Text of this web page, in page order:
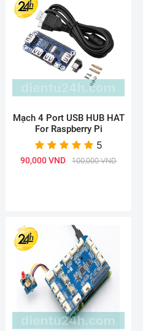
Mạch 4 Port USB HUB HAT
For Raspberry Pi
5
90,000 VND 100,000 VND